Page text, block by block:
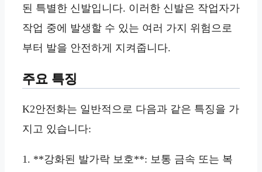
된 특별한 신발입니다. 이러한 신발은 작업자가
작업 중에 발생할 수 있는 여러 가지 위험으로
부터 발을 안전하게 지켜줍니다.
주요 특징
K2안전화는 일반적으로 다음과 같은 특징을 가
지고 있습니다:
1. **강화된 발가락 보호**: 보통 금속 또는 복